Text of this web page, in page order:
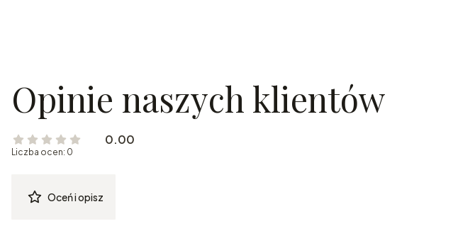
Opinie naszych klientów
0.00
Liczba ocen: 0
Oceń i opisz